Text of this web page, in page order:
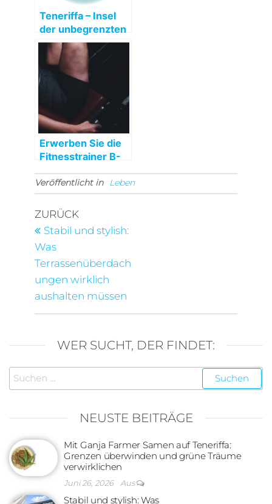
Teneriffa – Insel
der unbegrenzten
Möglichkeiten
Erwerben Sie die
Fitnesstrainer B-
Veröffentlicht in Leben
Beitragsnavigation
Vorheriger
Beitrag
ZURÜCK
Stabil und stylish:
Was
Terrassenüberdach
ungen wirklich
aushalten müssen
WER SUCHT, DER FINDET:
Suchen
nach:
NEUSTE BEITRÄGE
Mit Ganja Farmer Samen auf Teneriffa:
Grenzen überwinden und grüne Träume
verwirklichen
Juni 26, 2026 Aus
Stabil und stylish: Was